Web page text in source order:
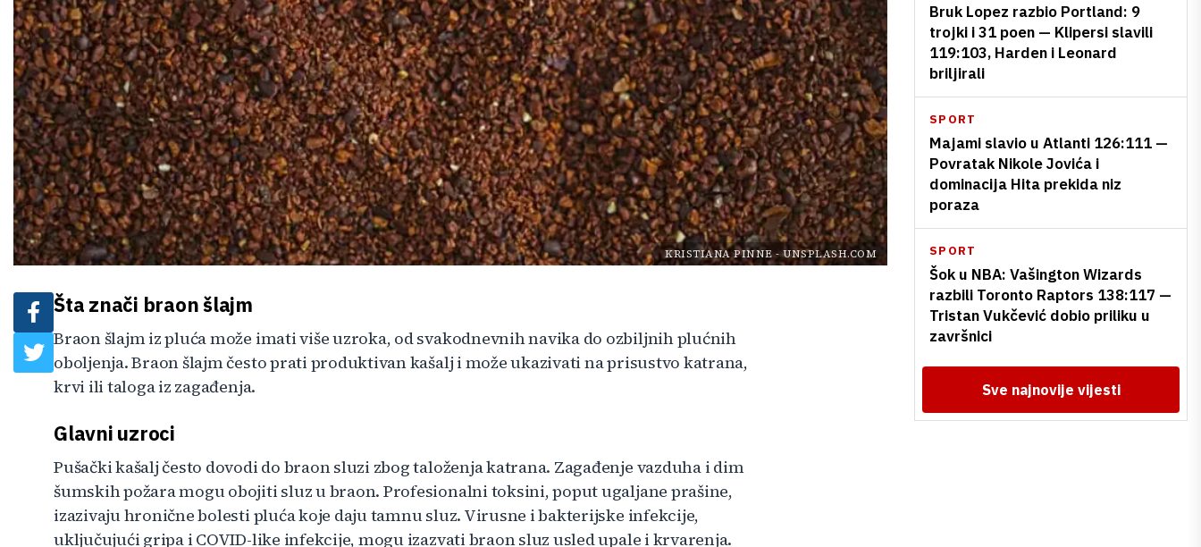
KRISTIANA PINNE-UNSPLASH.COM
Šta znači braon šlajm
Braon šlajm iz pluća može imati više uzroka, od svakodnevnih navika do ozbiljnih plućnih
oboljenja. Braon šlajm često prati produktivan kašalj i može ukazivati na prisustvo katrana,
krvi ili taloga iz zagađenja.
Glavni uzroci
Pušački kašalj često dovodi do braon sluzi zbog taloženja katrana. Zagađenje vazduha i dim
šumskih požara mogu obojiti sluz u braon. Profesionalni toksini, poput ugaljane prašine,
izazivaju hronične bolesti pluća koje daju tamnu sluz. Virusne i bakterijske infekcije,
uključujući gripa i COVID-like infekcije, mogu izazvati braon sluz usled upale i krvarenja.
Bruk Lopez razbio Portland: 9
trojki i 31 poen — Klipersi slavili
119:103, Harden i Leonard
briljirali
SPORT
Majami slavio u Atlanti 126:111 —
Povratak Nikole Jovića i
dominacija Hita prekida niz
poraza
SPORT
Šok u NBA: Vašington Wizards
razbili Toronto Raptors 138:117 —
Tristan Vukčević dobio priliku u
završnici
Sve najnovije vijesti